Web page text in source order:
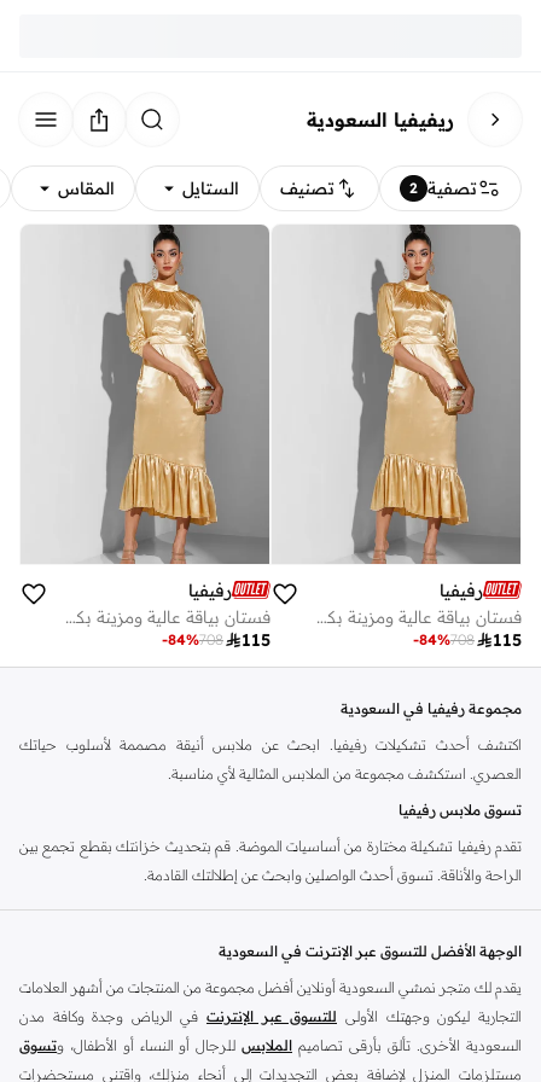
ريفيفيا السعودية
تصفية 2 تصنيف الستايل المقاس
رفيفيا
فستان بياقة عالية ومزينة بكشكش
115
708
-84%
رفيفيا
فستان بياقة عالية ومزينة بكشكش
115
708
-84%
مجموعة رفيفيا في السعودية
اكتشف أحدث تشكيلات رفيفيا. ابحث عن ملابس أنيقة مصممة لأسلوب حياتك
العصري. استكشف مجموعة من الملابس المثالية لأي مناسبة.
تسوق ملابس رفيفيا
تقدم رفيفيا تشكيلة مختارة من أساسيات الموضة. قم بتحديث خزانتك بقطع تجمع بين
الراحة والأناقة. تسوق أحدث الواصلين وابحث عن إطلالتك القادمة.
الميزات الرئيسية لملابس رفيفيا
أقمشة عالية الجودة:تمتع براحة فائقة مع مواد فاخرة.
تصاميم عصرية:
ابق على اطلاع بأحدث الصيحات مع التصاميم المعاصرة.
قطع متعددة الاستخدامات: نسق إطلالات للعمل، والخروجات الكاجوال، والمناسبات
الخاصة.
الوجهة الأفضل للتسوق عبر الإنترنت في السعودية
يقدم لك متجر نمشي السعودية أونلاين أفضل مجموعة من المنتجات من أشهر العلامات
التجارية ليكون وجهتك الأولى للتسوق عبر الإنترنت في الرياض وجدة وكافة مدن
السعودية الأخرى. تألق بأرقى تصاميم الملابس للرجال أو النساء أو الأطفال، وتسوق
مستلزمات المنزل لإضافة بعض التجديدات إلى أنحاء منزلك، واقتني مستحضرات